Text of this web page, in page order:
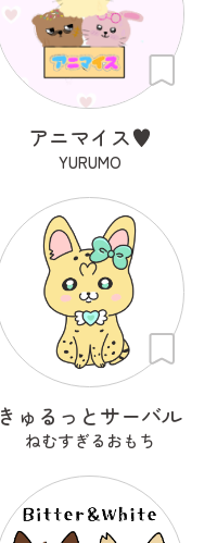
アニマイス♥
YURUMO
きゅるっとサーバル
ねむすぎるおもち